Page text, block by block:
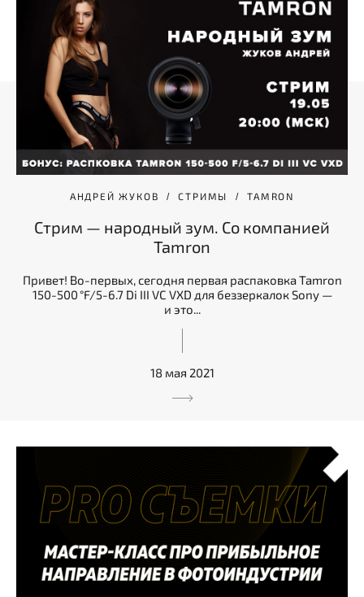
АНДРЕЙ ЖУКОВ СТРИМЫ TAMRON
Стрим — народный зум. Со компанией
Tamron
Привет! Во-первых, сегодня первая распаковка Tamron
150-500 °F/5-6.7 Di III VC VXD для беззеркалок Sony —
и это...
18 мая 2021